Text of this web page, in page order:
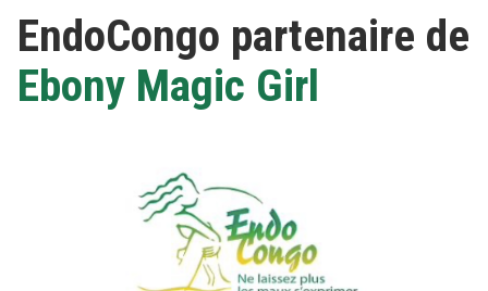
EndoCongo partenaire de
Ebony Magic Girl